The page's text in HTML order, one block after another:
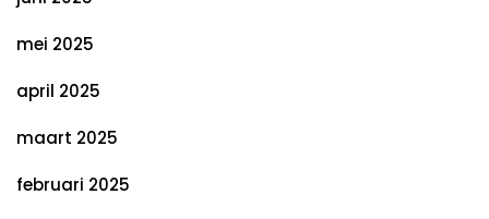
mei 2025
april 2025
maart 2025
februari 2025